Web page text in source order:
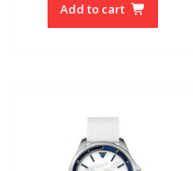
Add to cart